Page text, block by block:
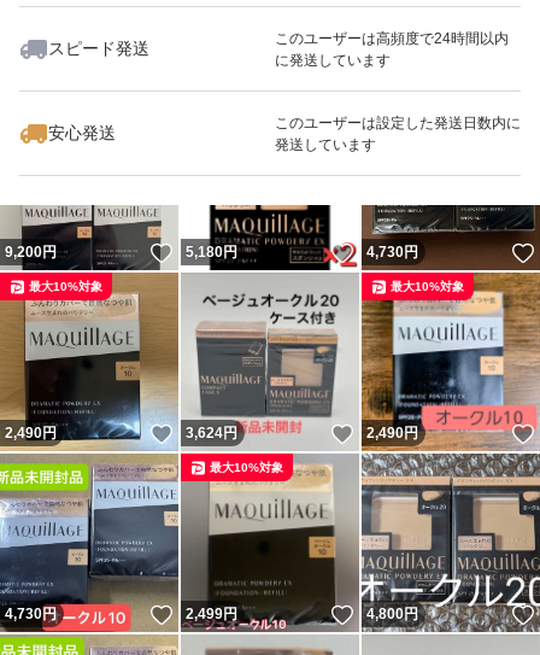
スピード発送
このユーザーは高頻度で24時間以内
に発送しています
安心発送
このユーザーは設定した発送日数内に
発送しています
いいね！
4,730
9,200円 いいね！
5,180円 いいね！
4,730円
2,490円 いいね！
最大10%対象
3,624円 いいね！
2,490円
最大10%対象
4,730円 いいね！
2,499円 いいね！
最大10%対象
4,800円